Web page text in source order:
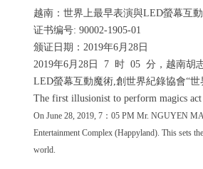
越南：世界上最早表演與LED螢幕互
证书编号: 90002-1905-01
颁证日期： 2019年6月 28 日
2019年6月 28 日 7 时 05 分，越南胡
LED螢幕互動魔術,創世界紀錄協會“世
The first illusionist to perform magics
On June 28, 2019, 7：05 PM Mr. NGUYEN
Entertainment Complex (Happyland). This sets
world.